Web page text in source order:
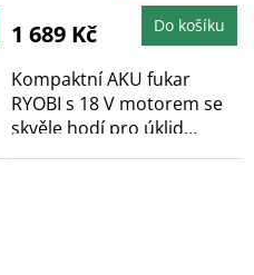
1 689 Kč Do košíku
Kompaktní AKU fukar
RYOBI s 18 V motorem se
skvěle hodí pro úklid
prachu a...